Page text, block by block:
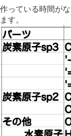
作っている時間が
ます。